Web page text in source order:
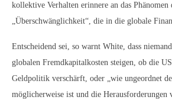
kollektive Verhalten erinnere an das Phänomen
„Überschwänglichkeit“, die in die globale
Entscheidend sei, so warnt White, dass
globalen Fremdkapitalkosten steigen, ob die
Geldpolitik verschärft, oder „wie ungeordnet
möglicherweise ist und die Herausforderungen